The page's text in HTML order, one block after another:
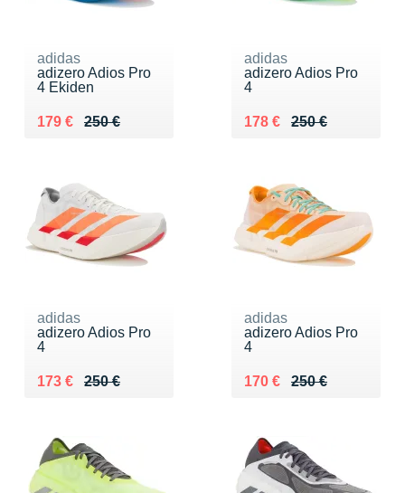
adidas
adizero Adios Pro
4 Ekiden
250 €
Au lieu de 250 €
179 €
Vendu 179 €
adidas
adizero Adios Pro
4
250 €
Au lieu de 250 €
178 €
Vendu 178 €
adidas
adizero Adios Pro
4
250 €
Au lieu de 250 €
173 €
Vendu 173 €
adidas
adizero Adios Pro
4
250 €
Au lieu de 250 €
170 €
Vendu 170 €